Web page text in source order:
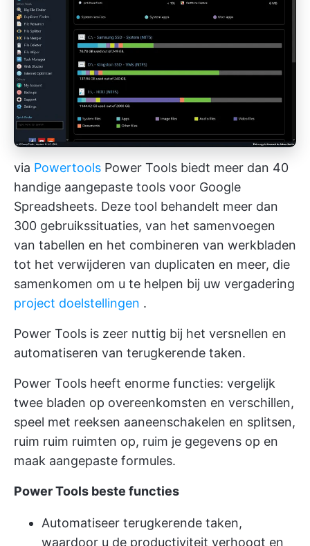
via Powertools Power Tools biedt meer dan 40
handige aangepaste tools voor Google
Spreadsheets. Deze tool behandelt meer dan
300 gebruikssituaties, van het samenvoegen
van tabellen en het combineren van werkbladen
tot het verwijderen van duplicaten en meer, die
samenkomen om u te helpen bij uw vergadering
project doelstellingen .
Power Tools is zeer nuttig bij het versnellen en
automatiseren van terugkerende taken.
Power Tools heeft enorme functies: vergelijk
twee bladen op overeenkomsten en verschillen,
speel met reeksen aaneenschakelen en splitsen,
ruim ruim ruimten op, ruim je gegevens op en
maak aangepaste formules.
Power Tools beste functies
Automatiseer terugkerende taken,
waardoor u de productiviteit verhoogt en